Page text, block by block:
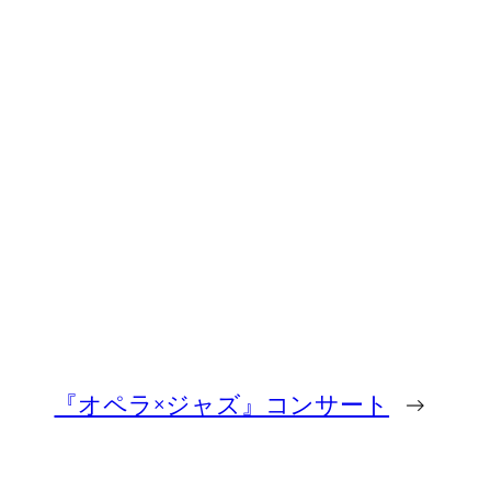
『オペラ×ジャズ』コンサート →